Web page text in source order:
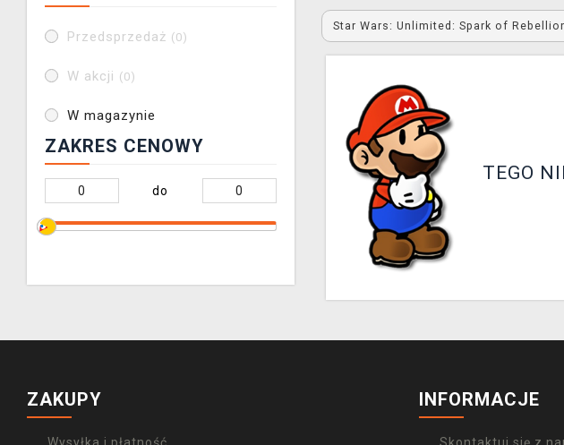
Przedsprzedaż (0)
W akcji (0)
W magazynie
ZAKRES CENOWY
do
Star Wars: Unlimited: Spark of
TEGO
ZAKUPY INFORMACJE